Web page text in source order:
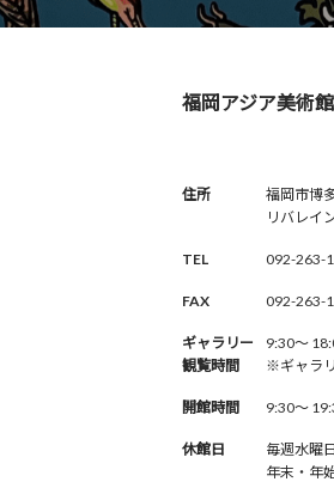
福岡アジア美術館
住所
福岡市博
リバレイ
TEL 092-263-
FAX 092-263-
ギャラリー
観覧時間
9:30〜
※ギャラ
開館時間 9:30〜
休館日
毎週水曜
年末・年